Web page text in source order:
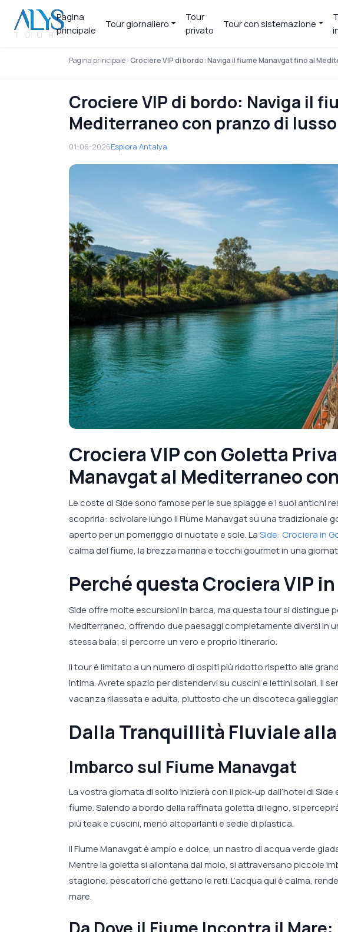
Pagina
principale
Tour giornaliero
Tour
privato
Tour con sistemazione
Pagina principale Crociere VIP di bordo: Naviga il fiume Manavgat fino al
Crociere VIP di bordo: Naviga il
Mediterraneo con pranzo di lusso
01-06-2026Esplora Antalya
Crociera VIP con Goletta
Manavgat al Mediterraneo
Le coste di Side sono famose per le sue spiagge e i suoi antichi
scoprirla: scivolare lungo il Fiume Manavgat su una tradizionale
aperto per un pomeriggio di nuotate e sole. LaSide: Crociera in
calma del fiume, la brezza marina e tocchi gourmet in una
Perché questa Crociera VIP
Side offre molte escursioni in barca, ma questa tour si distingue
Mediterraneo, offrendo due paesaggi completamente diversi in
stessa baia; si percorre un vero e proprio itinerario.
Il tour è limitato a un numero di ospiti più ridotto rispetto alle
intima. Avrete spazio per distendervi su cuscini e lettini solari, il
vacanza rilassata e adulta, piuttosto che un discoteca
Dalla Tranquillità Fluviale
Imbarco sul Fiume Manavgat
La vostra giornata di solito inizierà con il pick-up dall’hotel di
fiume. Salendo a bordo della raffinata goletta di legno, si
più teak e cuscini, meno altoparlanti e sedie di plastica.
Il Fiume Manavgat è ampio e dolce, un nastro di acqua verde
Mentre la goletta si allontana dal molo, si attraversano piccole
stagione, pescatori che gettano le reti. L’acqua qui è calma,
mare.